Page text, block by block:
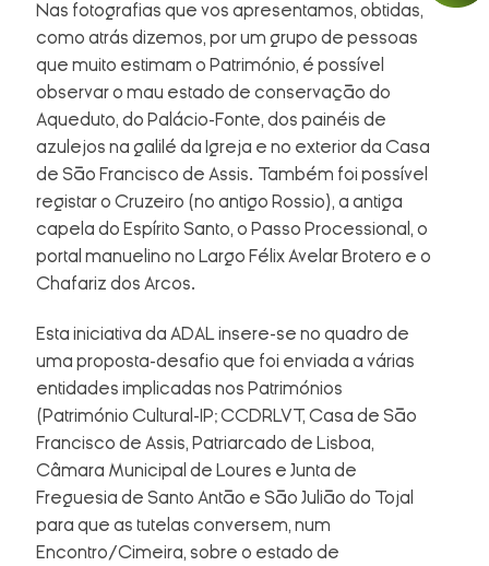
Nas fotografias que vos apresentamos, obtidas,
como atrás dizemos, por um grupo de pessoas
que muito estimam o Património, é possível
observar o mau estado de conservação do
Aqueduto, do Palácio-Fonte, dos painéis de
azulejos na galilé da Igreja e no exterior da Casa
de São Francisco de Assis. Também foi possível
registar o Cruzeiro (no antigo Rossio), a antiga
capela do Espírito Santo, o Passo Processional, o
portal manuelino no Largo Félix Avelar Brotero e o
Chafariz dos Arcos.
Esta iniciativa da ADAL insere-se no quadro de
uma proposta-desafio que foi enviada a várias
entidades implicadas nos Patrimónios
(Património Cultural-IP; CCDRLVT, Casa de São
Francisco de Assis, Patriarcado de Lisboa,
Câmara Municipal de Loures e Junta de
Freguesia de Santo Antão e São Julião do Tojal
para que as tutelas conversem, num
Encontro/Cimeira, sobre o estado de